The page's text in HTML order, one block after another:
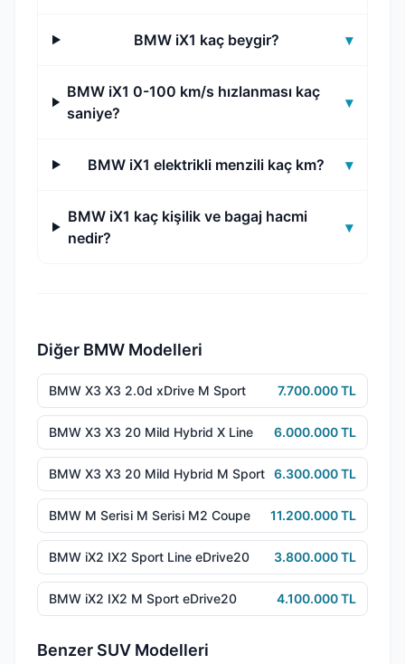
BMW iX1 kaç beygir? ▾
BMW iX1 0-100 km/s hızlanması kaç
saniye?
▾
BMW iX1 elektrikli menzili kaç km? ▾
BMW iX1 kaç kişilik ve bagaj hacmi
nedir?
▾
Diğer BMW Modelleri
BMW X3 X3 2.0d xDrive M Sport 7.700.000 TL
BMW X3 X3 20 Mild Hybrid X Line 6.000.000 TL
BMW X3 X3 20 Mild Hybrid M Sport 6.300.000 TL
BMW M Serisi M Serisi M2 Coupe 11.200.000 TL
BMW iX2 IX2 Sport Line eDrive20 3.800.000 TL
BMW iX2 IX2 M Sport eDrive20 4.100.000 TL
Benzer SUV Modelleri